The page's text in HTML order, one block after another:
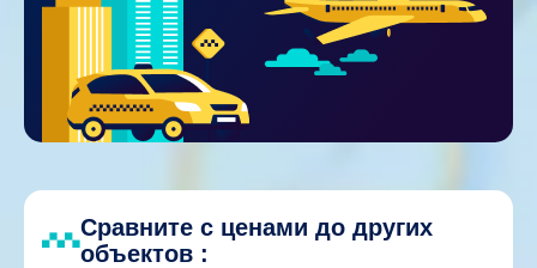
Сравните с ценами до других
объектов :